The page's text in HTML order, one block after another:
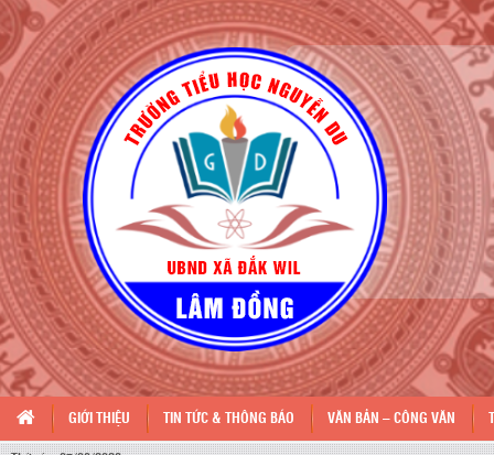
GIỚI THIỆU TIN TỨC & THÔNG BÁO VĂN BẢN – CÔNG VĂN